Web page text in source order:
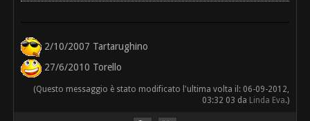
2/10/2007 Tartarughino
27/6/2010 Torello
(Questo messaggio è stato modificato l'ultima volta il: 06-09-2012,
03:32 03 da Linda Eva.)